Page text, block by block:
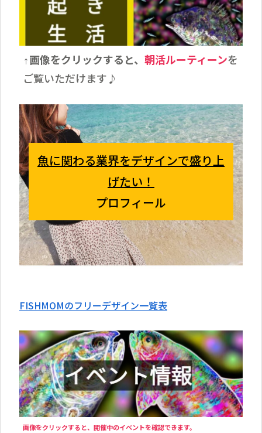
↑ 画像をクリックすると、 朝活ルーティーンを
ご覧いただけます♪
魚に関わる業界をデザインで盛り上
げたい！
プロフィール
FISHMOMのフリーデザイン一覧表
画像をクリックすると、開催中のイベントを確認できます。